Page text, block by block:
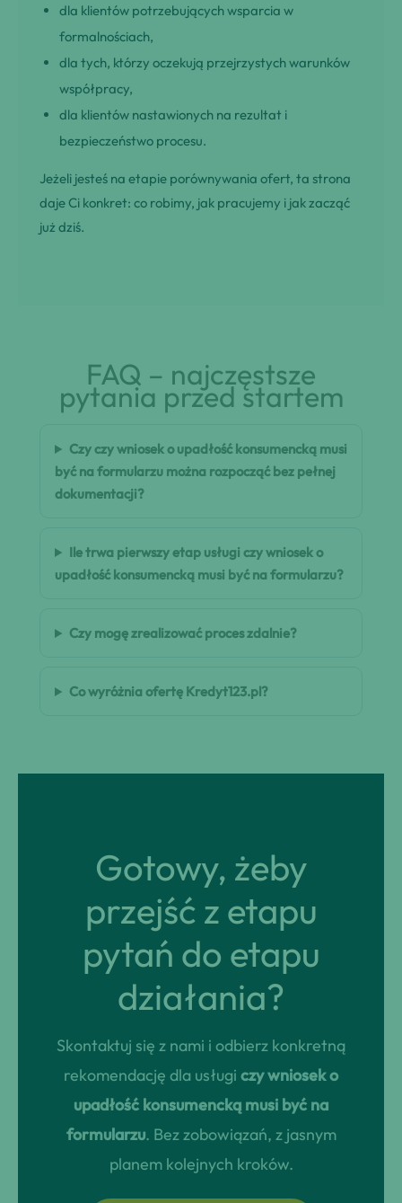
dla klientów potrzebujących wsparcia w
formalnościach,
dla tych, którzy oczekują przejrzystych warunków
współpracy,
dla klientów nastawionych na rezultat i
bezpieczeństwo procesu.
Jeżeli jesteś na etapie porównywania ofert, ta strona
daje Ci konkret: co robimy, jak pracujemy i jak zacząć
już dziś.
FAQ – najczęstsze
pytania przed startem
Czy czy wniosek o upadłość konsumencką musi
być na formularzu można rozpocząć bez pełnej
dokumentacji?
Ile trwa pierwszy etap usługi czy wniosek o
upadłość konsumencką musi być na formularzu?
Czy mogę zrealizować proces zdalnie?
Co wyróżnia ofertę Kredyt123.pl?
Gotowy, żeby
przejść z etapu
pytań do etapu
działania?
Skontaktuj się z nami i odbierz konkretną
rekomendację dla usługi czy wniosek o
upadłość konsumencką musi być na
formularzu. Bez zobowiązań, z jasnym
planem kolejnych kroków.